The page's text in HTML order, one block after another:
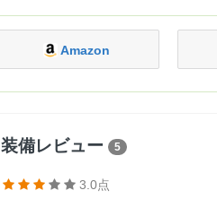
Amazon
装備レビュー 5
3.0点